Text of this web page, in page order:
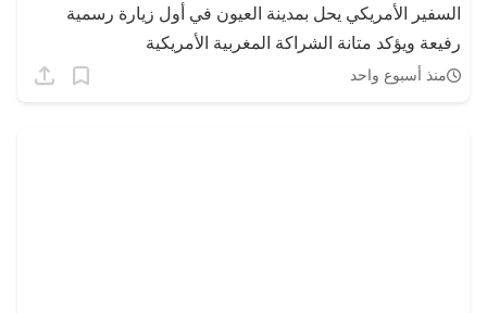
السفير الأمريكي يحل بمدينة العيون في أول زيارة رسمية
رفيعة ويؤكد متانة الشراكة المغربية الأمريكية
منذ أسبوع واحد